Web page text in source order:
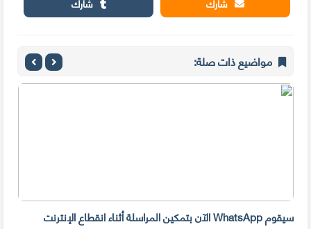
مواضيع ذات صلة:
سيقوم WhatsApp الآن بتمكين المراسلة أثناء انقطاع الإنترنت